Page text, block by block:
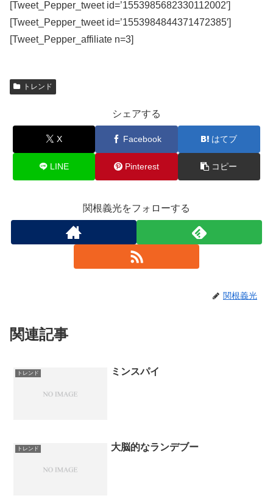
[Tweet_Pepper_tweet id=’1553985682330112002′]
[Tweet_Pepper_tweet id=’1553984844371472385′]
[Tweet_Pepper_affiliate n=3]
トレンド
シェアする
X Facebook はてブ
LINE Pinterest コピー
関根義光をフォローする
関根義光
関連記事
トレンド ミンスパイ
トレンド 大脳的なランデブー